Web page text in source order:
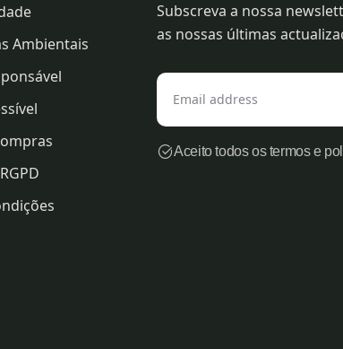
Ambientais
Subscreva a nossa
as nossas últimas
Aceito todos os termos e